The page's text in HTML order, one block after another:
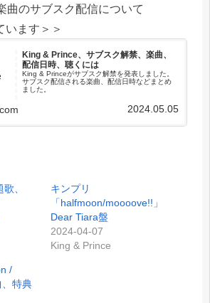
曲のサブスク配信について
います＞＞
King & Prince、サブスク解禁、楽曲、
配信日時、聴くには
King & Princeがサブスク解禁を発表しました。
サブスク配信される楽曲、配信日時などまとめ
ました。
2024.05.05
、
キンプリ
「halfmoon/mooooveǃǃ」
Dear Tiara盤
2024-04-07
King & Prince
/
、特典